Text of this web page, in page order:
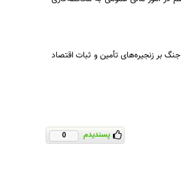
بر زنجیره‌های تأمین و ثبات اقتصاد
پسندیدم 0